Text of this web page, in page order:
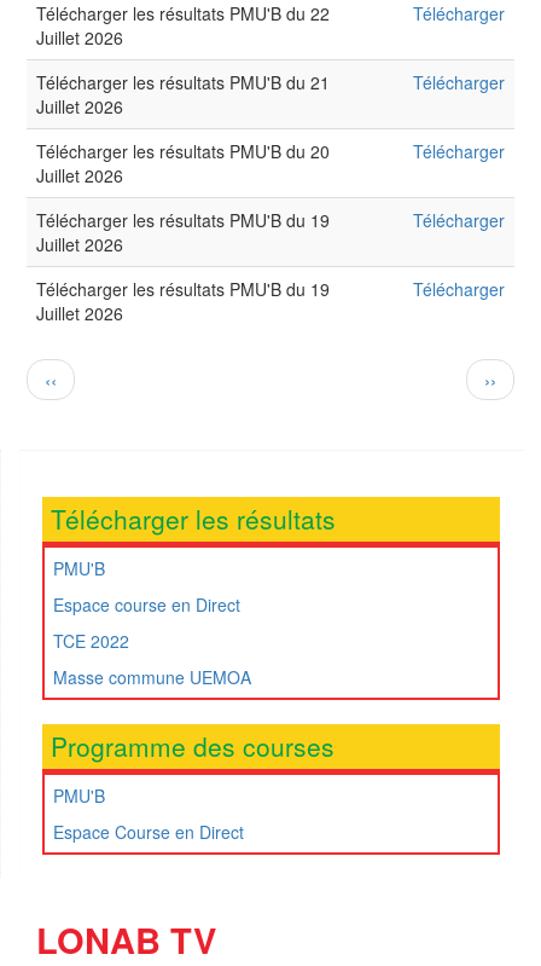
Télécharger les résultats PMU'B du 22
Juillet 2026
Télécharger
Télécharger les résultats PMU'B du 21
Juillet 2026
Télécharger
Télécharger les résultats PMU'B du 20
Juillet 2026
Télécharger
Télécharger les résultats PMU'B du 19
Juillet 2026
Télécharger
Télécharger les résultats PMU'B du 19
Juillet 2026
Télécharger
Pagination
Page
précédente
‹‹
Page
››
Télécharger les résultats
PMU'B
Espace course en Direct
TCE 2022
Masse commune UEMOA
Programme des courses
PMU'B
Espace Course en Direct
LONAB TV